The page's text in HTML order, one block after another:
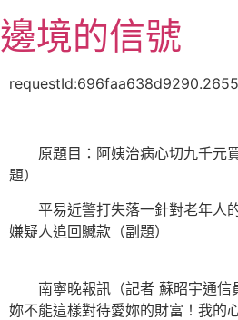
至
主
邊境的信號
原題目：阿姨治病心切九千元買
題）
平易近警打失落一針對老年人
嫌疑人追回贓款（副題）
南寧晚報訊（記者 蘇昭宇通信
妳不能這樣對待愛妳的財富！我的